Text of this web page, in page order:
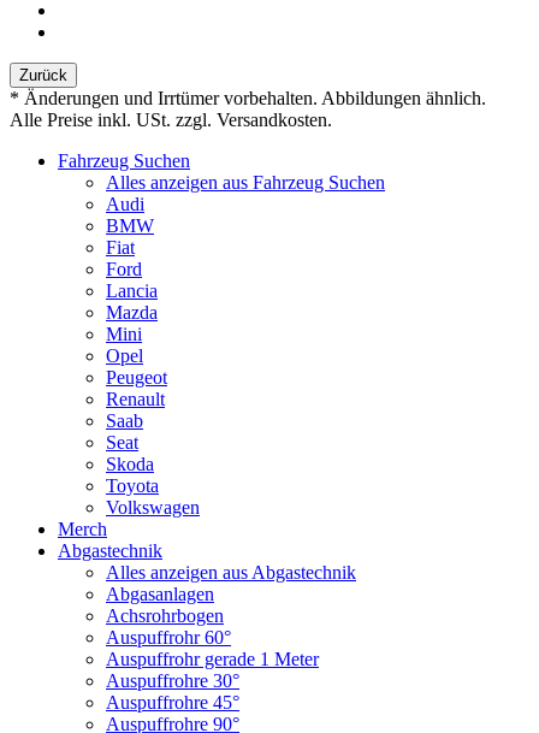
Zurück
* Änderungen und Irrtümer vorbehalten. Abbildungen ähnlich.
Alle Preise inkl. USt. zzgl. Versandkosten.
Fahrzeug Suchen
Alles anzeigen aus Fahrzeug Suchen
Audi
BMW
Fiat
Ford
Lancia
Mazda
Mini
Opel
Peugeot
Renault
Saab
Seat
Skoda
Toyota
Volkswagen
Merch
Abgastechnik
Alles anzeigen aus Abgastechnik
Abgasanlagen
Achsrohrbogen
Auspuffrohr 60°
Auspuffrohr gerade 1 Meter
Auspuffrohre 30°
Auspuffrohre 45°
Auspuffrohre 90°